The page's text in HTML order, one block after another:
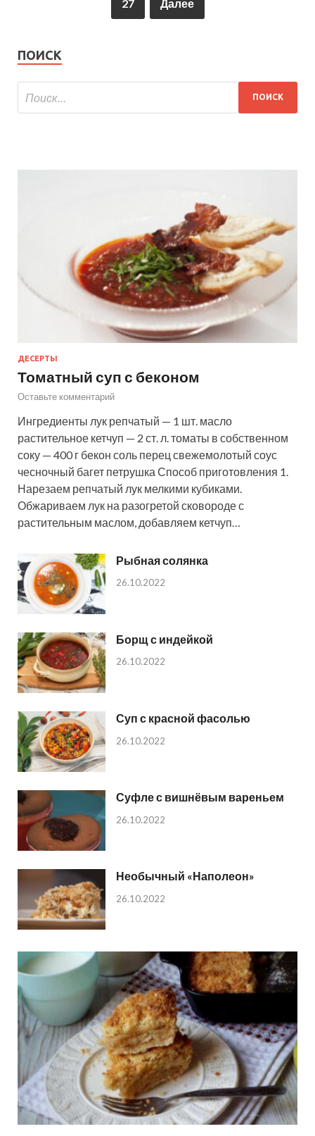
27 Далее
ПОИСК
ДЕСЕРТЫ
Томатный суп с беконом
Оставьте комментарий
Ингредиенты лук репчатый — 1 шт. масло
растительное кетчуп — 2 ст. л. томаты в собственном
соку — 400 г бекон соль перец свежемолотый соус
чесночный багет петрушка Способ приготовления 1.
Нарезаем репчатый лук мелкими кубиками.
Обжариваем лук на разогретой сковороде с
растительным маслом, добавляем кетчуп…
Рыбная солянка
26.10.2022
Борщ с индейкой
26.10.2022
Суп с красной фасолью
26.10.2022
Суфле с вишнёвым вареньем
26.10.2022
Необычный «Наполеон»
26.10.2022